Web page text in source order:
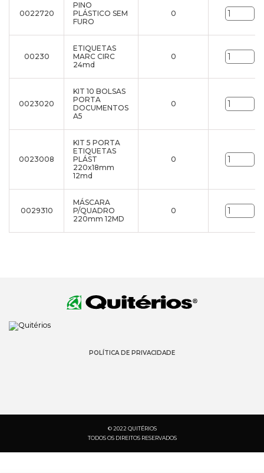
0022720
PINO
PLÁSTICO SEM
FURO
0
00230
ETIQUETAS
MARC CIRC
24md
0
0023020
KIT 10 BOLSAS
PORTA
DOCUMENTOS
A5
0
0023008
KIT 5 PORTA
ETIQUETAS
PLÁST
220x18mm
12md
0
0029310
MÁSCARA
P/QUADRO
220mm 12MD
0
POLÍTICA DE PRIVACIDADE
© 2022 QUITÉRIOS
TODOS OS DIREITOS RESERVADOS